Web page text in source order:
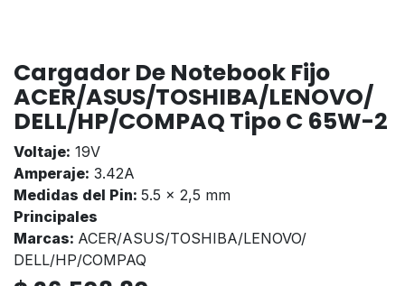
Cargador De Notebook Fijo
ACER/ASUS/TOSHIBA/LENOVO/
DELL/HP/COMPAQ Tipo C 65W-2
Voltaje: 19V
Amperaje: 3.42A
Medidas del Pin: 5.5 x 2,5 mm
Principales
Marcas: ACER/ASUS/TOSHIBA/LENOVO/
DELL/HP/COMPAQ